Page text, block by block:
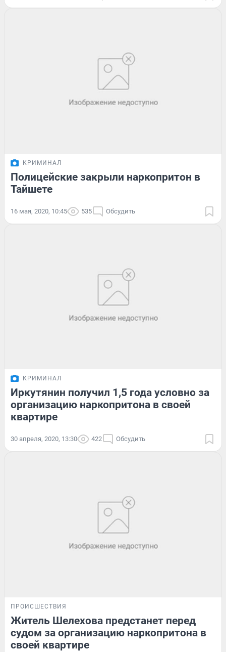
КРИМИНАЛ
Полицейские закрыли наркопритон в
Тайшете
16 мая, 2020, 10:45 535 Обсудить
КРИМИНАЛ
Иркутянин получил 1,5 года условно за
организацию наркопритона в своей
квартире
30 апреля, 2020, 13:30 422 Обсудить
ПРОИСШЕСТВИЯ
Житель Шелехова предстанет перед
судом за организацию наркопритона в
своей квартире